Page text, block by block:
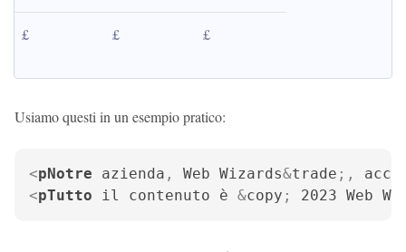
£ £ £
Usiamo questi in un esempio pratico:
<pNotre azienda , Web Wizards&trade ;,
<pTutto il contenuto è &copy ; 2023 Web